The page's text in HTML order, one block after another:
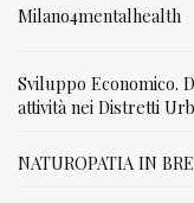
Milano4mentalhealth
Sviluppo Economico.
attività nei Distretti
NATUROPATIA IN